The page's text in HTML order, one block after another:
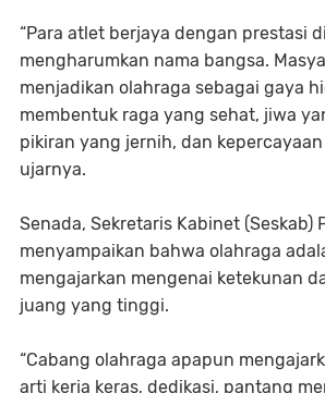
“Para atlet berjaya dengan prestasi
mengharumkan nama bangsa.
menjadikan olahraga sebagai gaya
membentuk raga yang sehat, jiwa
pikiran yang jernih, dan
ujarnya.
Senada, Sekretaris Kabinet (Seskab)
menyampaikan bahwa olahraga
mengajarkan mengenai ketekunan
juang yang tinggi.
“Cabang olahraga apapun
arti kerja keras, dedikasi, pantang